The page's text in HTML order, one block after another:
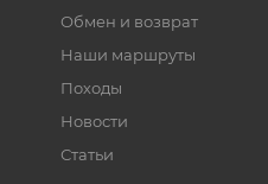
Обмен и возврат
Наши маршруты
Походы
Новости
Статьи